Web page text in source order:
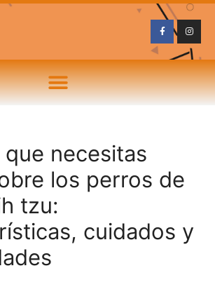
necesitas
los perros de
tzu:
cuidados y